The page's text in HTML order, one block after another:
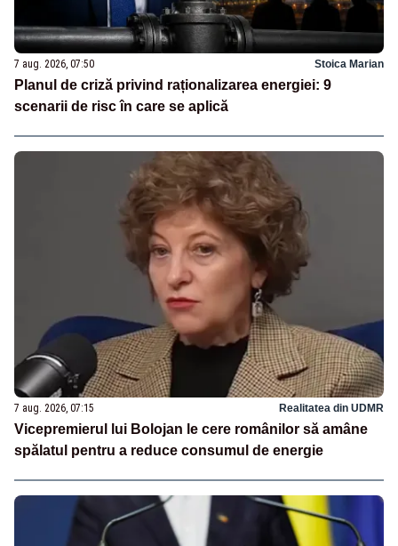
7 aug. 2026, 07:50 Stoica Marian
Planul de criză privind raționalizarea energiei: 9
scenarii de risc în care se aplică
7 aug. 2026, 07:15 Realitatea din UDMR
Vicepremierul lui Bolojan le cere românilor să amâne
spălatul pentru a reduce consumul de energie